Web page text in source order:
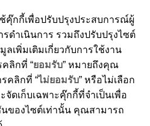
] (
)
ช้คุ๊กกี้เพื่อปรับปรุงประสบการณ์ผู้
ดำเนินการ รวมถึงปรับปรุงไซต์
เพิ่มเติมเกี่ยวกับการใช้งาน
ลิกที่ “ยอมรับ” หมายถึงคุณ
คลิกที่ “ไม่ยอมรับ” หรือไม่เลือก
จัดเก็บเฉพาะคุ๊กกี้ที่จำเป็นเพื่อ
ของไซต์เท่านั้น คุณสามารถ